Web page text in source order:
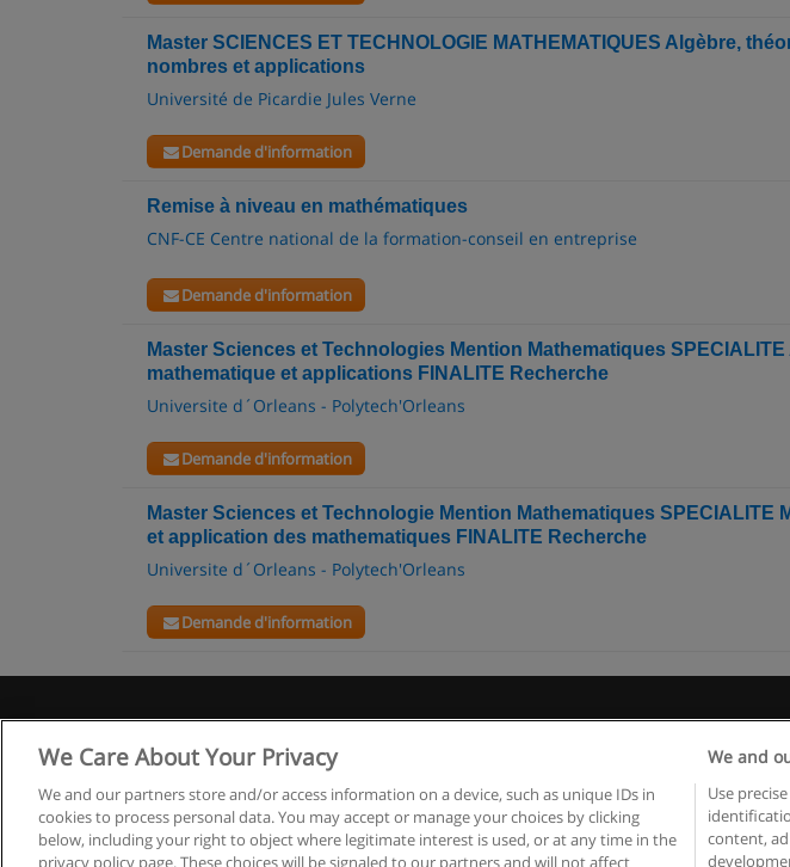
Master SCIENCES ET TECHNOLOGIE MATHEMATIQUES Algèbre,
nombres et applications
Université de Picardie Jules Verne
Demande d'information
Remise à niveau en mathématiques
CNF-CE Centre national de la formation-conseil en entreprise
Demande d'information
Master Sciences et Technologies Mention Mathematiques
mathematique et applications FINALITE Recherche
Universite d´Orleans - Polytech'Orleans
Demande d'information
Master Sciences et Technologie Mention Mathematiques SPECIALITE
et application des mathematiques FINALITE Recherche
Universite d´Orleans - Polytech'Orleans
Demande d'information
Copyright © Educaedu Business
We Care About Your Privacy
We and our partners store and/or access information on a device, such as unique IDs in
cookies to process personal data. You may accept or manage your choices by clicking
below, including your right to object where legitimate interest is used, or at any time in the
privacy policy page. These choices will be signaled to our partners and will not affect
We and
Use
content,